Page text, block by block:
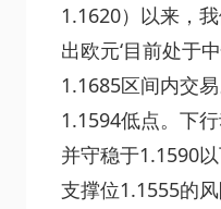
1.1620）以来，
出欧元‘目前处于
1.1685区间内交
1.1594低点。下
并守稳于1.1590
支撑位1.1555的